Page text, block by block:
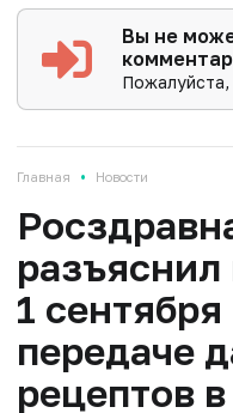
Вы не
Главная • Новости
1
передаче
рецептов